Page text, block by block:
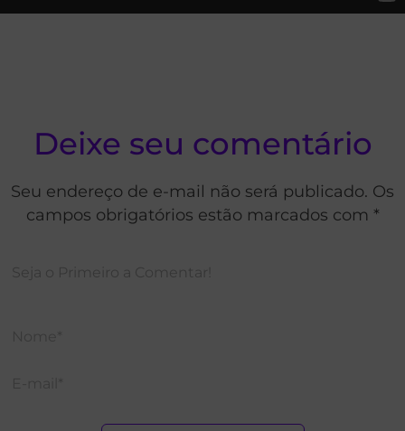
Deixe seu comentário
Seu endereço de e-mail não será publicado. Os
campos obrigatórios estão marcados com *